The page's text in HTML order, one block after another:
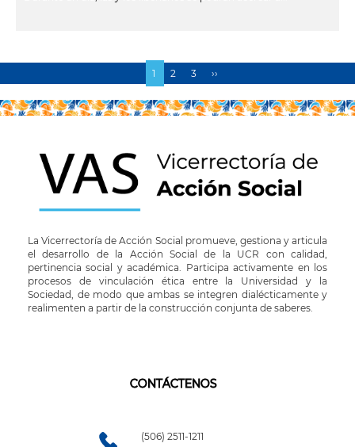
Página
actual
1 Page
2 Page
3
Siguiente
página
››
La Vicerrectoría de Acción Social promueve, gestiona y articula
el desarrollo de la Acción Social de la UCR con calidad,
pertinencia social y académica. Participa activamente en los
procesos de vinculación ética entre la Universidad y la
Sociedad, de modo que ambas se integren dialécticamente y
realimenten a partir de la construcción conjunta de saberes.
CONTÁCTENOS
(506) 2511-1211